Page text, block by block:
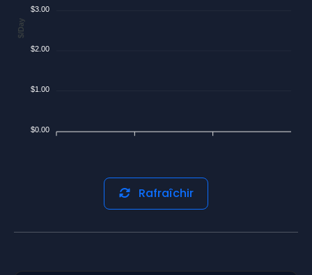
$3.00
$2.00
$1.00
$0.00
$/Day
Rafraîchir